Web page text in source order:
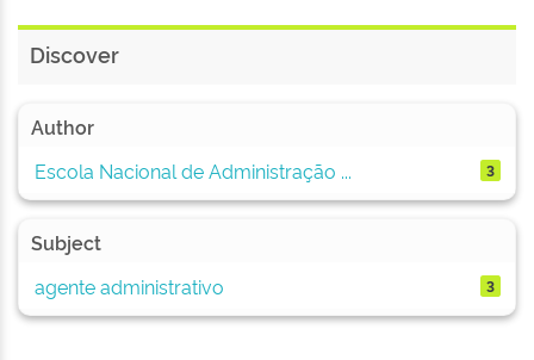
Discover
Author
Escola Nacional de Administração ...
3
Subject
agente administrativo
3